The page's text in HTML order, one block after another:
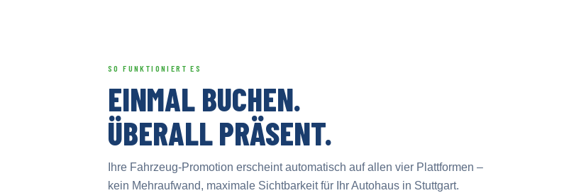
SO FUNKTIONIERT ES
EINMAL BUCHEN.
ÜBERALL PRÄSENT.
Ihre Fahrzeug-Promotion erscheint automatisch auf allen vier Plattformen –
kein Mehraufwand, maximale Sichtbarkeit für Ihr Autohaus in Stuttgart.